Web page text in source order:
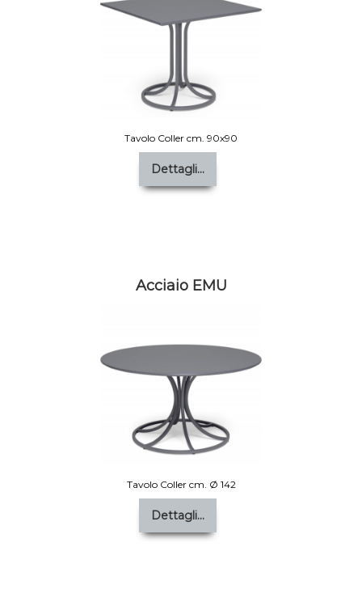
Tavolo Coller cm. 90x90
Dettagli...
Acciaio EMU
Tavolo Coller cm. Ø 142
Dettagli...